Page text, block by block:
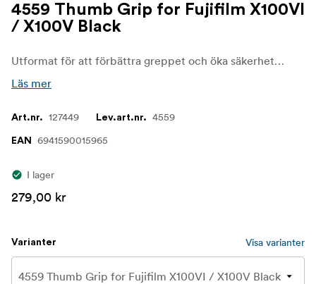
4559 Thumb Grip for Fujifilm X100VI
/ X100V Black
Utformat för att förbättra greppet och öka säkerheten när kameran hålls med en hand. Tumgreppet är enkelt att installera genom att skjuta in det i kamerans hot shoe.
Läs mer
Art.nr. 127449 Lev.art.nr. 4559
EAN 6941590015965
I lager
279,00 kr
Varianter Visa varianter